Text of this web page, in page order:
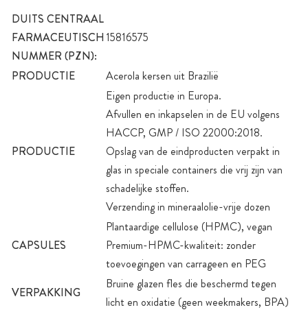
DUITS CENTRAAL
FARMACEUTISCH
NUMMER (PZN):
15816575
PRODUCTIE Acerola kersen uit Brazilië
PRODUCTIE
Eigen productie in Europa.
Afvullen en inkapselen in de EU volgens
HACCP, GMP / ISO 22000:2018.
Opslag van de eindproducten verpakt in
glas in speciale containers die vrij zijn van
schadelijke stoffen.
Verzending in mineraalolie-vrije dozen
CAPSULES
Plantaardige cellulose (HPMC), vegan
Premium-HPMC-kwaliteit: zonder
toevoegingen van carrageen en PEG
VERPAKKING
Bruine glazen fles die beschermd tegen
licht en oxidatie (geen weekmakers, BPA)